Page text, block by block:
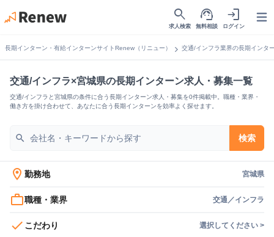
search
求人検索
support_agent
無料相談
login
ログイン
長期インターン・有給インターンサイトRenew（リニュー） chevron_right 交通/インフラ業界の長期インタ
交通/インフラ×宮城県の長期インターン求人・募集一覧
交通/インフラと宮城県の条件に合う長期インターン求人・募集を0件掲載中。職種・業界・
働き方を掛け合わせて、あなたに合う長期インターンを効率よく探せます。
search 検索
location_on 勤務地 宮城県
work_outline職種・業界 交通／インフラ
check こだわり 選択してください >